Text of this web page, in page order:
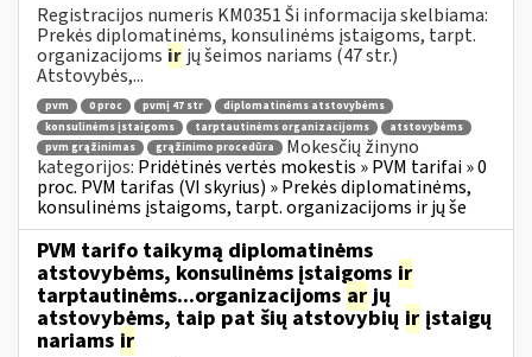
Registracijos numeris KM0351 Ši informacija skelbiama:
Prekės diplomatinėms, konsulinėms įstaigoms, tarpt.
organizacijoms ir jų šeimos nariams (47 str.)
Atstovybės,...
pvm 0 proc pvmį 47 str
diplomatinėms atstovybėms
konsulinėms įstaigoms
tarptautinėms organizacijoms
atstovybėms
pvm grąžinimas
grąžinimo procedūra
Mokesčių žinyno
kategorijos: Pridėtinės vertės mokestis » PVM tarifai » 0
proc. PVM tarifas (VI skyrius) » Prekės diplomatinėms,
konsulinėms įstaigoms, tarpt. organizacijoms ir jų še
PVM tarifo taikymą diplomatinėms
atstovybėms, konsulinėms įstaigoms ir
tarptautinėms...organizacijoms arjų
atstovybėms, taip pat šių atstovybių ir įstaigų
nariams ir